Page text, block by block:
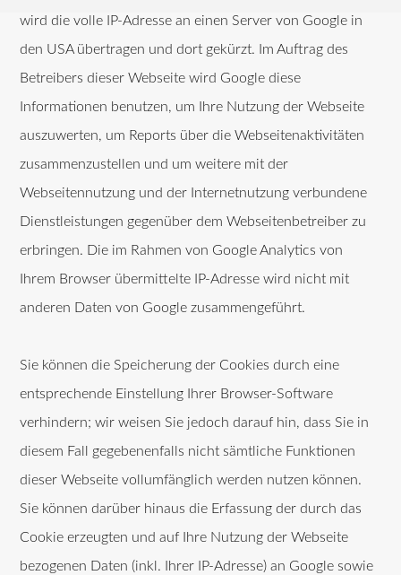
wird die volle IP-Adresse an einen Server von Google in
den USA übertragen und dort gekürzt. Im Auftrag des
Betreibers dieser Webseite wird Google diese
Informationen benutzen, um Ihre Nutzung der Webseite
auszuwerten, um Reports über die Webseitenaktivitäten
zusammenzustellen und um weitere mit der
Webseitennutzung und der Internetnutzung verbundene
Dienstleistungen gegenüber dem Webseitenbetreiber zu
erbringen. Die im Rahmen von Google Analytics von
Ihrem Browser übermittelte IP-Adresse wird nicht mit
anderen Daten von Google zusammengeführt.
Sie können die Speicherung der Cookies durch eine
entsprechende Einstellung Ihrer Browser-Software
verhindern; wir weisen Sie jedoch darauf hin, dass Sie in
diesem Fall gegebenenfalls nicht sämtliche Funktionen
dieser Webseite vollumfänglich werden nutzen können.
Sie können darüber hinaus die Erfassung der durch das
Cookie erzeugten und auf Ihre Nutzung der Webseite
bezogenen Daten (inkl. Ihrer IP-Adresse) an Google sowie